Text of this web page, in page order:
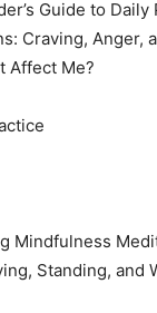
Guide to Daily
Craving, Anger,
Affect Me?
Mindfulness
Standing, and